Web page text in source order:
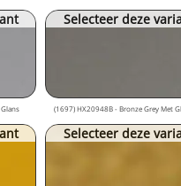
Selecteer deze
(1697) HX20948B - Bronze Grey Met
Selecteer deze